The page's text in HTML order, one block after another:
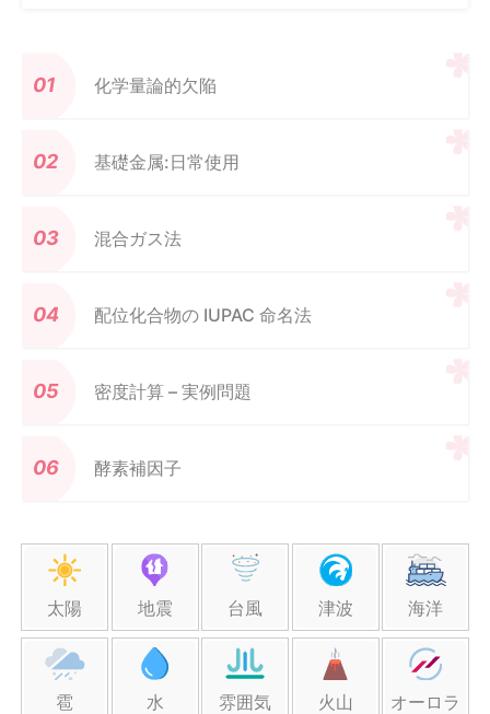
化学量論的欠陥
基礎金属:日常使用
混合ガス法
配位化合物の IUPAC 命名法
密度計算 – 実例問題
酵素補因子
太陽 地震 台風 津波 海洋
雹 水 雰囲気 火山 オーロラ